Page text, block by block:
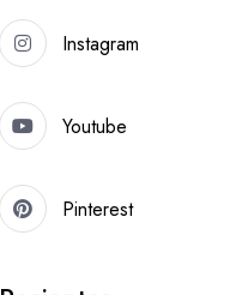
Instagram
Youtube
Pinterest